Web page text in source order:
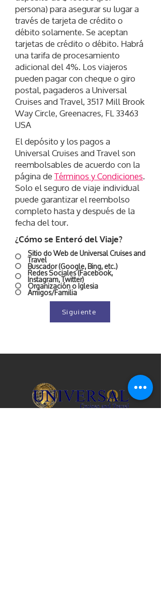
persona) para asegurar su lugar a
través de tarjeta de crédito o
débito solamente. Se aceptan
tarjetas de crédito o débito. Habrá
una tarifa de procesamiento
adicional del 4%. Los viajeros
pueden pagar con cheque o giro
postal, pagaderos a Universal
Cruises and Travel, 3517 Mill Brook
Way Circle, Greenacres, FL 33463
USA
El depósito y los pagos a
Universal Cruises and Travel son
reembolsables de acuerdo con la
página deTérminos y Condiciones.
Solo el seguro de viaje individual
puede garantizar el reembolso
completo hasta y después de la
fecha del tour.
¿Cómo se Enteró del Viaje?
Sitio do Web de Universal Cruises and
Travel
Buscador (Google, Bing, etc.)
Redes Sociales (Facebook,
Instagram, Twitter)
Organización o Iglesia
Amigos/Familia
Siguiente